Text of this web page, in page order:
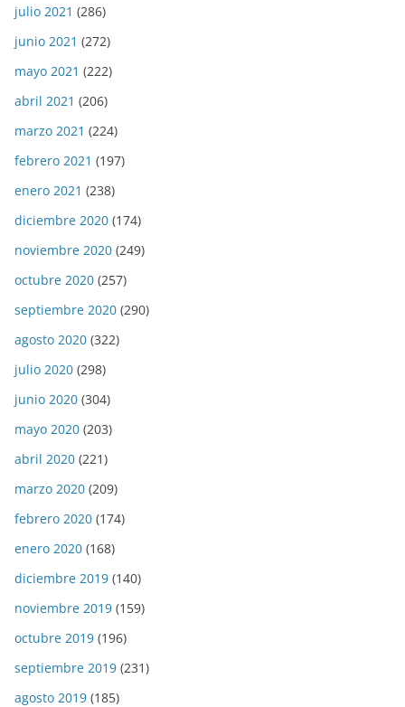
julio 2021 (286)
junio 2021 (272)
mayo 2021 (222)
abril 2021 (206)
marzo 2021 (224)
febrero 2021 (197)
enero 2021 (238)
diciembre 2020 (174)
noviembre 2020 (249)
octubre 2020 (257)
septiembre 2020 (290)
agosto 2020 (322)
julio 2020 (298)
junio 2020 (304)
mayo 2020 (203)
abril 2020 (221)
marzo 2020 (209)
febrero 2020 (174)
enero 2020 (168)
diciembre 2019 (140)
noviembre 2019 (159)
octubre 2019 (196)
septiembre 2019 (231)
agosto 2019 (185)